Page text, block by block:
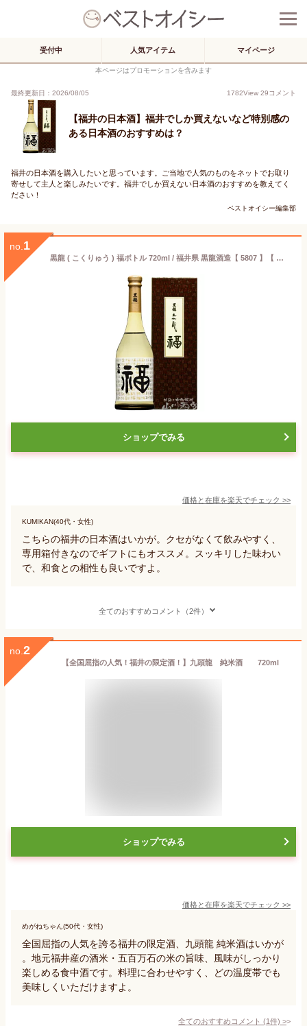
受付中 人気アイテム マイページ
本ページはプロモーションを含みます
最終更新日：2026/08/05 1782View 29コメント
【福井の日本酒】福井でしか買えないなど特別感の
ある日本酒のおすすめは？
福井の日本酒を購入したいと思っています。ご当地で人気のものをネットでお取り
寄せして主人と楽しみたいです。福井でしか買えない日本酒のおすすめを教えてく
ださい！
ベストオイシー編集部
no. 1
黒龍 ( こくりゅう ) 福ボトル 720ml / 福井県 黒龍酒造【 5807 】【 日本酒 】【 要冷蔵 】【 専用箱付き 】【 お花見 贈り物 ギフト プレゼント 】
ショップでみる
価格と在庫を楽天でチェック >>
KUMIKAN(40代・女性)
こちらの福井の日本酒はいかが。クセがなくて飲みやすく、
専用箱付きなのでギフトにもオススメ。スッキリした味わい
で、和食との相性も良いですよ。
全てのおすすめコメント（2件）
no. 2
【全国屈指の人気！福井の限定酒！】九頭龍 純米酒 720ml
ショップでみる
価格と在庫を楽天でチェック >>
めがねちゃん(50代・女性)
全国屈指の人気を誇る福井の限定酒、九頭龍 純米酒はいかが
。地元福井産の酒米・五百万石の米の旨味、風味がしっかり
楽しめる食中酒です。料理に合わせやすく、どの温度帯でも
美味しくいただけますよ。
全てのおすすめコメント (1件) >